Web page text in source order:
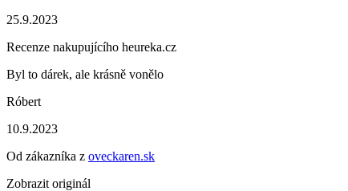
25.9.2023
Recenze nakupujícího heureka.cz
Byl to dárek, ale krásně vonělo
Róbert
10.9.2023
Od zákazníka z oveckaren.sk
Zobrazit originál